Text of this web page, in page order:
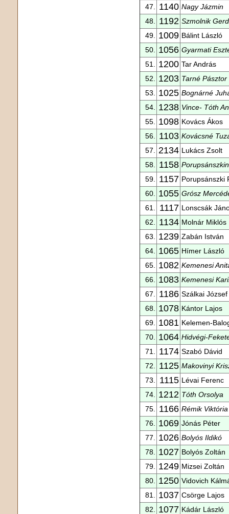
47.
1140 Nagy Jázmin
48.
1192 Szmolnik
49.
1009 Bálint László
50.
1056 Gyarmati
51.
1200 Tar András
52.
1203 Tarné
53.
1025 Bognárné
54.
1238 Vince- Tóth
55.
1098 Kovács Ákos
56.
1103 Kovácsné
57.
2134 Lukács Zsolt
58.
1158
59.
1157 Porupsánszki
60.
1055 Grósz
61.
1117 Lonscsák
62.
1134 Molnár Miklós
63.
1239 Zabán István
64.
1065 Hímer László
65.
1082 Kemenesi
66.
1083 Kemenesi
67.
1186 Szálkai József
68.
1078 Kántor Lajos
69.
1081 Kelemen-
70.
1064 Hidvégi-
71.
1174 Szabó Dávid
72.
1125 Makovinyi
73.
1115 Lévai Ferenc
74.
1212 Tóth Orsolya
75.
1166 Rémik Viktória
76.
1069 Jónás Péter
77.
1026 Bolyós Ildikó
78.
1027 Bolyós Zoltán
79.
1249 Mizsei Zoltán
80.
1250 Vidovich
81.
1037 Csörge Lajos
82.
1077 Kádár László